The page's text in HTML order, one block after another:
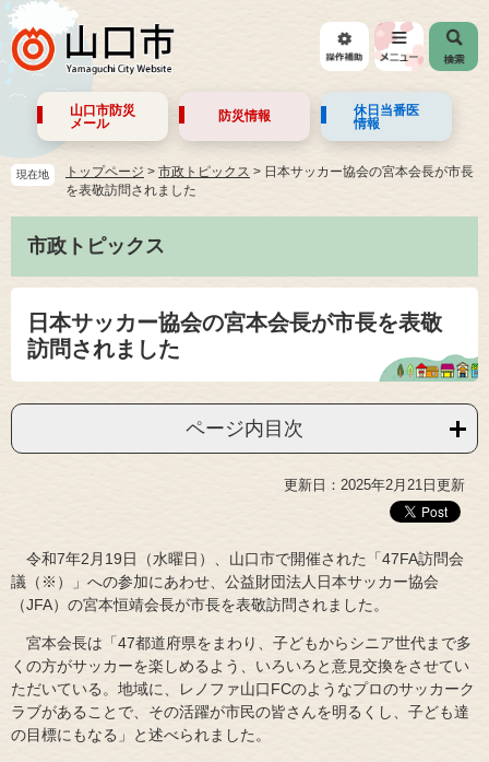
山口市防災
メール
防災情報
休日当番医
情報
現在地 トップページ > 市政トピックス > 日本サッカー協会の宮本会長が市長
を表敬訪問されました
市政トピックス
日本サッカー協会の宮本会長が市長を表敬
訪問されました
ページ内目次
更新日：2025年2月21日更新
令和7年2月19日（水曜日）、山口市で開催された「47FA訪問会
議（※）」への参加にあわせ、公益財団法人日本サッカー協会
（JFA）の宮本恒靖会長が市長を表敬訪問されました。
宮本会長は「47都道府県をまわり、子どもからシニア世代まで多
くの方がサッカーを楽しめるよう、いろいろと意見交換をさせてい
ただいている。地域に、レノファ山口FCのようなプロのサッカーク
ラブがあることで、その活躍が市民の皆さんを明るくし、子ども達
の目標にもなる」と述べられました。